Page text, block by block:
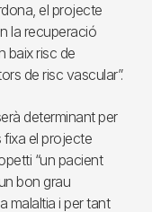
el projecte
la recuperació
baix risc de
de risc vascular”.
determinant per
el projecte
“un pacient
bon grau
malaltia i per tant